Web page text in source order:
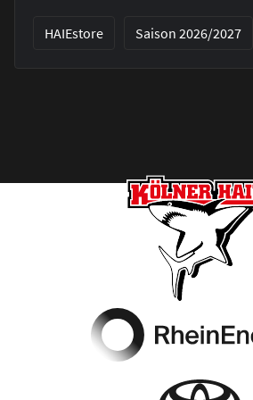
HAIEstore Saison 2026/2027